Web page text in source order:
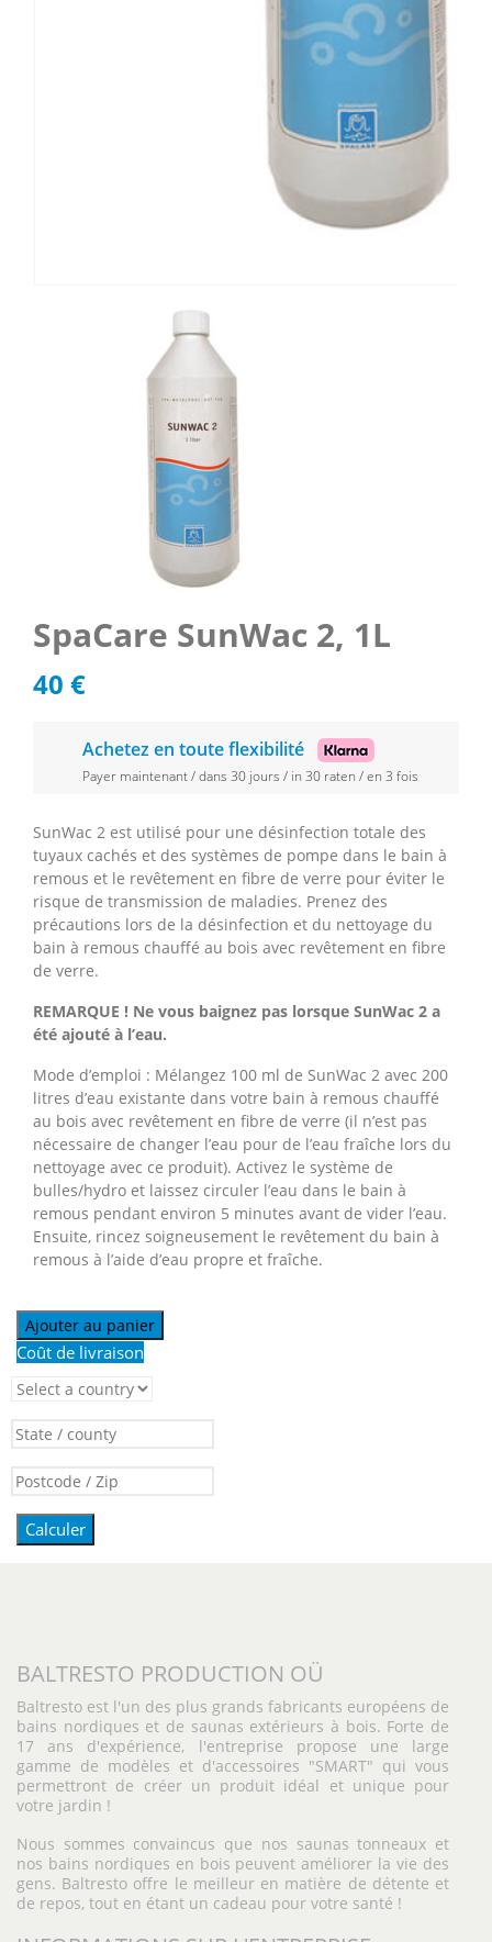
SpaCare SunWac 2, 1L
40 €
Achetez en toute flexibilité
Payer maintenant / dans 30 jours / in 30 raten / en 3 fois
SunWac 2 est utilisé pour une désinfection totale des
tuyaux cachés et des systèmes de pompe dans le bain à
remous et le revêtement en fibre de verre pour éviter le
risque de transmission de maladies. Prenez des
précautions lors de la désinfection et du nettoyage du
bain à remous chauffé au bois avec revêtement en fibre
de verre.
REMARQUE ! Ne vous baignez pas lorsque SunWac 2 a
été ajouté à l’eau.
Mode d’emploi : Mélangez 100 ml de SunWac 2 avec 200
litres d’eau existante dans votre bain à remous chauffé
au bois avec revêtement en fibre de verre (il n’est pas
nécessaire de changer l’eau pour de l’eau fraîche lors du
nettoyage avec ce produit). Activez le système de
bulles/hydro et laissez circuler l’eau dans le bain à
remous pendant environ 5 minutes avant de vider l’eau.
Ensuite, rincez soigneusement le revêtement du bain à
remous à l’aide d’eau propre et fraîche.
Ajouter au panier
Coût de livraison
Calculer
BALTRESTO PRODUCTION OÜ
Baltresto est l'un des plus grands fabricants européens de
bains nordiques et de saunas extérieurs à bois. Forte de
17 ans d'expérience, l'entreprise propose une large
gamme de modèles et d'accessoires "SMART" qui vous
permettront de créer un produit idéal et unique pour
votre jardin !
Nous sommes convaincus que nos saunas tonneaux et
nos bains nordiques en bois peuvent améliorer la vie des
gens. Baltresto offre le meilleur en matière de détente et
de repos, tout en étant un cadeau pour votre santé !